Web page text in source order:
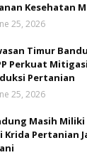
Kesehatan
25, 2026
Timur
Perkuat
Pertanian
25, 2026
Masih
Krida Pertanian